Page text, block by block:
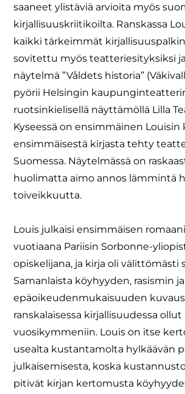
saaneet ylistäviä arvioita myös
kirjallisuuskriitikoilta. Ranskassa
kaikki tärkeimmät
sovitettu myös teatteriesityksiksi
näytelmä ”Våldets historia”
pyörii Helsingin
ruotsinkielisellä näyttämöllä Lilla
Kyseessä on ensimmäinen Louisin
ensimmäisestä kirjasta tehty
Suomessa. Näytelmässä on
huolimatta aimo annos lämmintä
toiveikkuutta.
Louis julkaisi ensimmäisen
vuotiaana Pariisin Sorbonne-
opiskelijana, ja kirja oli välittömästi
Samanlaista köyhyyden, rasismin
epäoikeudenmukaisuuden
ranskalaisessa kirjallisuudessa
vuosikymmeniin. Louis on itse
usealta kustantamolta hylkäävän
julkaisemisesta, koska
pitivät kirjan kertomusta